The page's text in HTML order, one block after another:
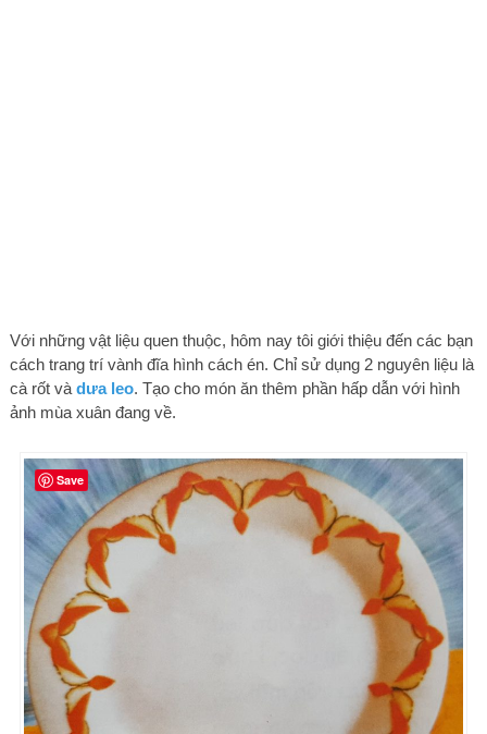
Với những vật liệu quen thuộc, hôm nay tôi giới thiệu đến các bạn
cách trang trí vành đĩa hình cách én. Chỉ sử dụng 2 nguyên liệu là
cà rốt và dưa leo. Tạo cho món ăn thêm phần hấp dẫn với hình
ảnh mùa xuân đang về.
Save